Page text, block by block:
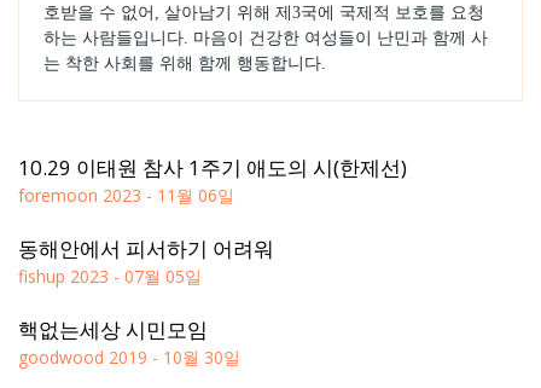
호받을 수 없어, 살아남기 위해 제3국에 국제적 보호를 요청
하는 사람들입니다. 마음이 건강한 여성들이 난민과 함께 사
는 착한 사회를 위해 함께 행동합니다.
10.29 이태원 참사 1주기 애도의 시(한제선)
foremoon 2023 - 11월 06일
동해안에서 피서하기 어려워
fishup 2023 - 07월 05일
핵없는세상 시민모임
goodwood 2019 - 10월 30일